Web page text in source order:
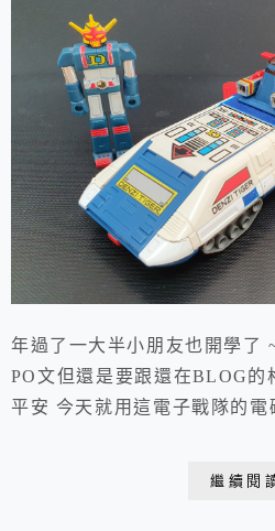
年過了一大半小朋友也開學了
PO文但還是要跟還在BLOG的
平安 今天就用這電子戰隊的
繼續閱